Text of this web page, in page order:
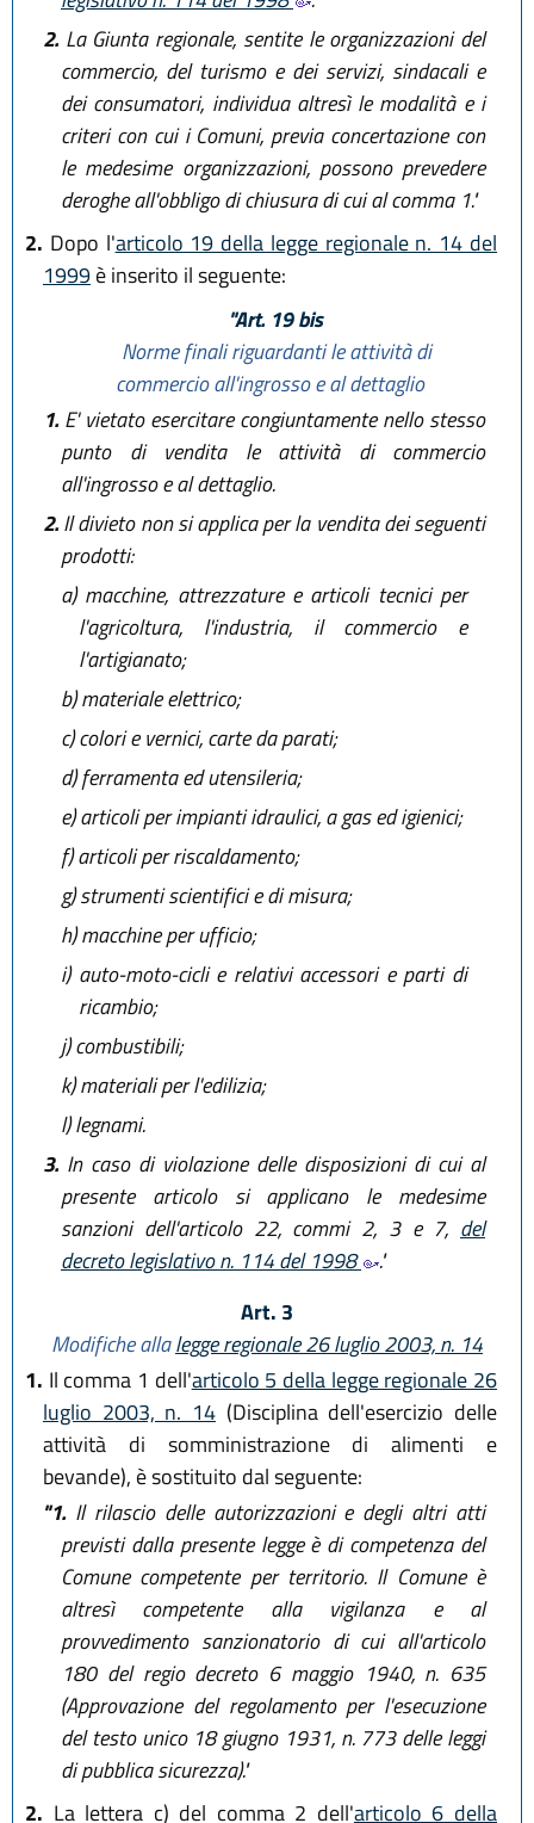
2.La Giunta regionale, sentite le organizzazioni del
commercio, del turismo e dei servizi, sindacali e
dei consumatori, individua altresì le modalità e i
criteri con cui i Comuni, previa concertazione con
le medesime organizzazioni, possono prevedere
deroghe all'obbligo di chiusura di cui al comma 1."
2. Dopo l'articolo 19 della legge regionale n. 14 del
1999è inserito il seguente:
"Art. 19 bis
Norme finali riguardanti le attività di
commercio all'ingrosso e al dettaglio
1.E' vietato esercitare congiuntamente nello stesso
punto di vendita le attività di commercio
all'ingrosso e al dettaglio.
2.Il divieto non si applica per la vendita dei seguenti
prodotti:
a)macchine, attrezzature e articoli tecnici per
l'agricoltura, l'industria, il commercio e
l'artigianato;
b)materiale elettrico;
c)colori e vernici, carte da parati;
d)ferramenta ed utensileria;
e)articoli per impianti idraulici, a gas ed igienici;
f)articoli per riscaldamento;
g)strumenti scientifici e di misura;
h)macchine per ufficio;
i)auto-moto-cicli e relativi accessori e parti di
ricambio;
j)combustibili;
k)materiali per l'edilizia;
l)legnami.
3.In caso di violazione delle disposizioni di cui al
presente articolo si applicano le medesime
sanzioni dell'articolo 22, commi 2, 3 e 7, del
decreto legislativo n. 114 del 1998
."
Art. 3
Modifiche allalegge regionale 26 luglio 2003, n. 14
1. Il comma 1 dell'articolo 5 della legge regionale 26
luglio 2003, n. 14 (Disciplina dell'esercizio delle
attività di somministrazione di alimenti e
bevande), è sostituito dal seguente:
"1. Il rilascio delle autorizzazioni e degli altri atti
previsti dalla presente legge è di competenza del
Comune competente per territorio. Il Comune è
altresì competente alla vigilanza e al
provvedimento sanzionatorio di cui all'articolo
180 del regio decreto 6 maggio 1940, n. 635
(Approvazione del regolamento per l'esecuzione
del testo unico 18 giugno 1931, n. 773 delle leggi
di pubblica sicurezza)."
2. La lettera c) del comma 2 dell'articolo 6 della